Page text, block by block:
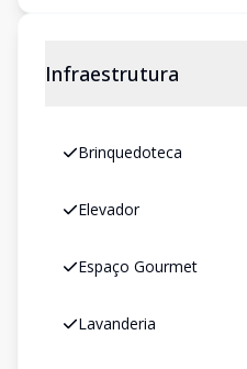
Infraestrutura
Brinquedoteca
Elevador
Espaço Gourmet
Lavanderia